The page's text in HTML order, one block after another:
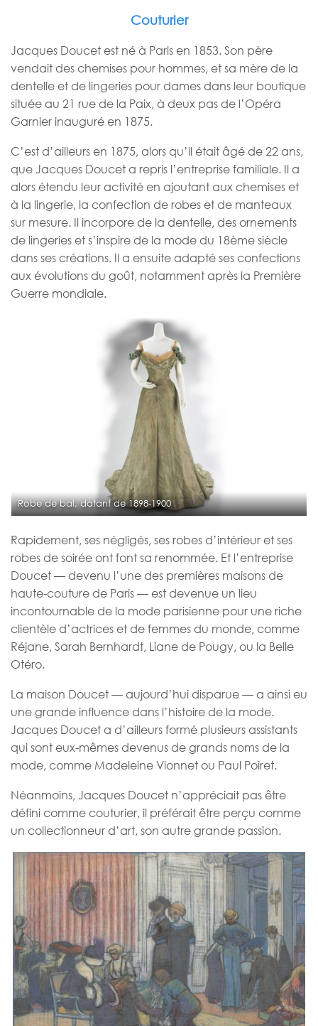
Couturier
Jacques Doucet est né à Paris en 1853. Son père
vendait des chemises pour hommes, et sa mère de la
dentelle et de lingeries pour dames dans leur boutique
située au 21 rue de la Paix, à deux pas de l’Opéra
Garnier inauguré en 1875.
C’est d’ailleurs en 1875, alors qu’il était âgé de 22 ans,
que Jacques Doucet a repris l’entreprise familiale. Il a
alors étendu leur activité en ajoutant aux chemises et
à la lingerie, la confection de robes et de manteaux
sur mesure. Il incorpore de la dentelle, des ornements
de lingeries et s’inspire de la mode du 18ème siècle
dans ses créations. Il a ensuite adapté ses confections
aux évolutions du goût, notamment après la Première
Guerre mondiale.
Robe de bal, datant de 1898-1900
Rapidement, ses négligés, ses robes d’intérieur et ses
robes de soirée ont font sa renommée. Et l’entreprise
Doucet — devenu l’une des premières maisons de
haute-couture de Paris — est devenue un lieu
incontournable de la mode parisienne pour une riche
clientèle d’actrices et de femmes du monde, comme
Réjane, Sarah Bernhardt, Liane de Pougy, ou la Belle
Otéro.
La maison Doucet — aujourd’hui disparue — a ainsi eu
une grande influence dans l’histoire de la mode.
Jacques Doucet a d’ailleurs formé plusieurs assistants
qui sont eux-mêmes devenus de grands noms de la
mode, comme Madeleine Vionnet ou Paul Poiret.
Néanmoins, Jacques Doucet n’appréciait pas être
défini comme couturier, il préférait être perçu comme
un collectionneur d’art, son autre grande passion.